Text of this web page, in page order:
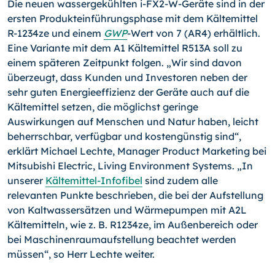
Die neuen wassergekühlten i-FX2-W-Geräte sind in der
ersten Produkteinführungsphase mit dem Kältemittel
R-1234ze und einem GWP-Wert von 7 (AR4) erhältlich.
Eine Variante mit dem A1 Kältemittel R513A soll zu
einem späteren Zeitpunkt folgen. „Wir sind davon
überzeugt, dass Kunden und Investoren neben der
sehr guten Energieeffizienz der Geräte auch auf die
Kältemittel setzen, die möglichst geringe
Auswirkungen auf Menschen und Natur haben, leicht
beherrschbar, verfügbar und kostengünstig sind“,
erklärt Michael Lechte, Manager Product Marketing bei
Mitsubishi Electric, Living Environment Systems. „In
unserer Kältemittel-Infofibel sind zudem alle
relevanten Punkte beschrieben, die bei der Aufstellung
von Kaltwassersätzen und Wärmepumpen mit A2L
Kältemitteln, wie z. B. R1234ze, im Außenbereich oder
bei Maschinenraumaufstellung beachtet werden
müssen“, so Herr Lechte weiter.